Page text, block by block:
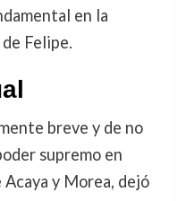
en la
Felipe.
breve y de no
supremo en
y Morea, dejó